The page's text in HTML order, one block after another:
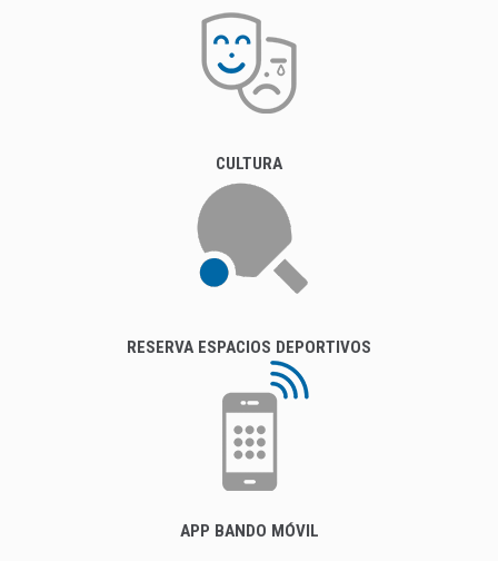
CULTURA
RESERVA ESPACIOS DEPORTIVOS
APP BANDO MÓVIL